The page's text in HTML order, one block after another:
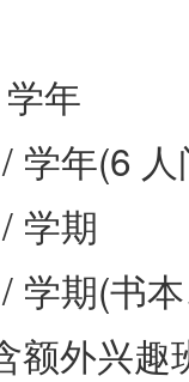
年
学年(6 人
学期
学期(书
额外兴趣